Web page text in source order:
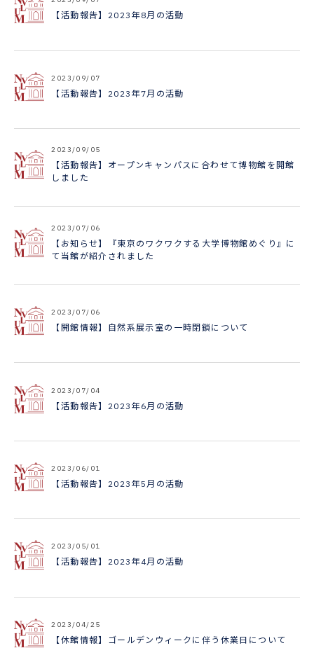
【活動報告】2023年8月の活動
2023/09/07
【活動報告】2023年7月の活動
2023/09/05
【活動報告】オープンキャンパスに合わせて博物館を開館
しました
2023/07/06
【お知らせ】『東京のワクワクする大学博物館めぐり』に
て当館が紹介されました
2023/07/06
【開館情報】自然系展示室の一時閉鎖について
2023/07/04
【活動報告】2023年6月の活動
2023/06/01
【活動報告】2023年5月の活動
2023/05/01
【活動報告】2023年4月の活動
2023/04/25
【休館情報】ゴールデンウィークに伴う休業日について